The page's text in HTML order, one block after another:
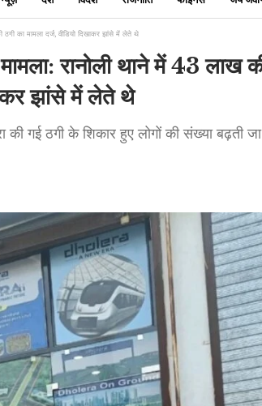
ठगी का मामला दर्ज, वीडियो दिखाकर झांसे में लेते थे
रानोली थाने में 43 लाख
झांसे में लेते थे
की गई ठगी के शिकार हुए लोगों की संख्या बढ़ती